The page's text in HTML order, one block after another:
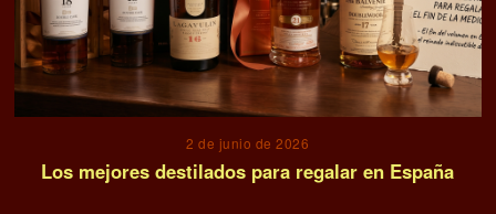
2 de junio de 2026
Los mejores destilados para regalar en España